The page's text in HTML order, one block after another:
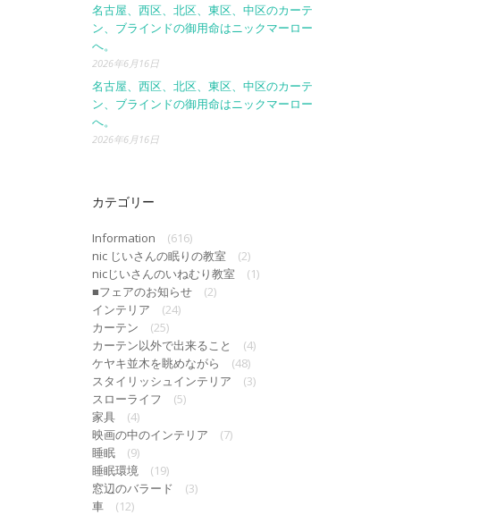
名古屋、西区、北区、東区、中区のカーテ
ン、ブラインドの御用命はニックマーロー
へ。
2026年6月16日
名古屋、西区、北区、東区、中区のカーテ
ン、ブラインドの御用命はニックマーロー
へ。
2026年6月16日
カテゴリー
Information
(616)
nic じいさんの眠りの教室
(2)
nicじいさんのいねむり教室
(1)
■フェアのお知らせ
(2)
インテリア
(24)
カーテン
(25)
カーテン以外で出来ること
(4)
ケヤキ並木を眺めながら
(48)
スタイリッシュインテリア
(3)
スローライフ
(5)
家具
(4)
映画の中のインテリア
(7)
睡眠
(9)
睡眠環境
(19)
窓辺のバラード
(3)
車
(12)